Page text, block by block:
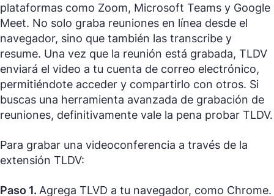
plataformas como Zoom, Microsoft Teams y Google
Meet. No solo graba reuniones en línea desde el
navegador, sino que también las transcribe y
resume. Una vez que la reunión está grabada, TLDV
enviará el video a tu cuenta de correo electrónico,
permitiéndote acceder y compartirlo con otros. Si
buscas una herramienta avanzada de grabación de
reuniones, definitivamente vale la pena probar TLDV.
Para grabar una videoconferencia a través de la
extensión TLDV:
Paso 1. Agrega TLVD a tu navegador, como Chrome.